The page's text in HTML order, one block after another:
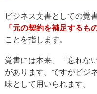
ビジネス文書としての覚
「元の契約を補足するも
ことを指します。
覚書には本来、「忘れな
があります。ですがビジ
味として用いられます。